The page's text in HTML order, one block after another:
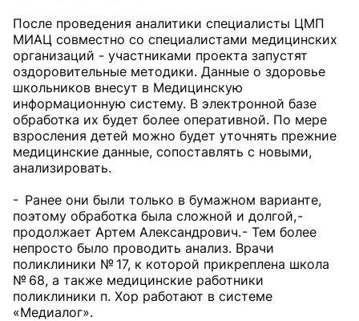
После проведения аналитики специалисты ЦМП
МИАЦ совместно со специалистами медицинских
организаций - участниками проекта запустят
оздоровительные методики. Данные о здоровье
школьников внесут в Медицинскую
информационную систему. В электронной базе
обработка их будет более оперативной. По мере
взросления детей можно будет уточнять прежние
медицинские данные, сопоставлять с новыми,
анализировать.
- Ранее они были только в бумажном варианте,
поэтому обработка была сложной и долгой, -
продолжает Артем Александрович. - Тем более
непросто было проводить анализ. Врачи
поликлиники № 17, к которой прикреплена школа
№ 68, а также медицинские работники
поликлиники п. Хор работают в системе
«Медиалог».